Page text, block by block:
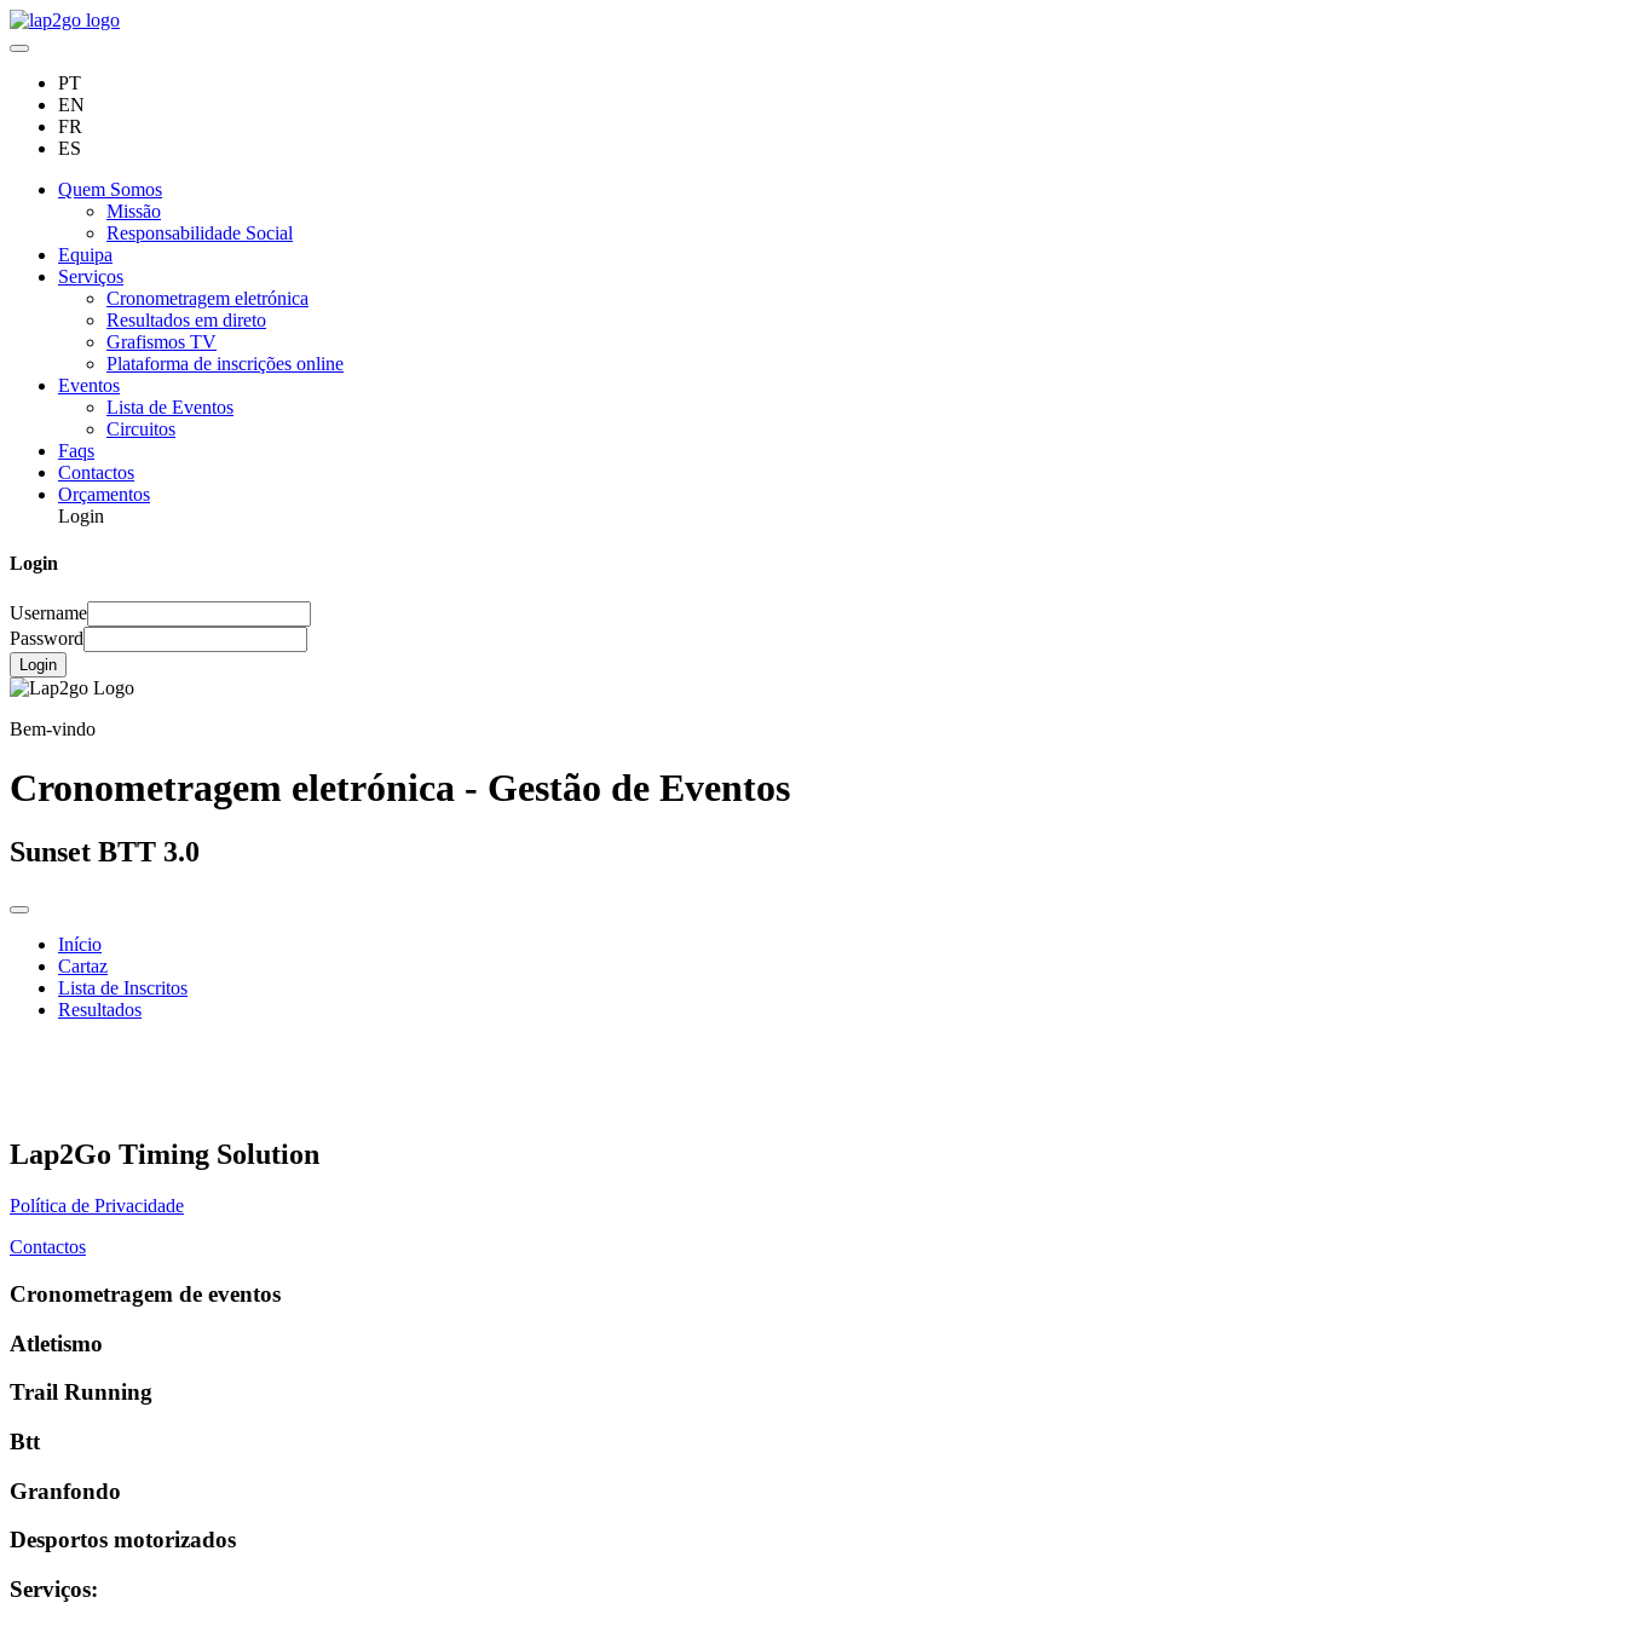
PT
EN
FR
ES
Quem Somos
Missão
Responsabilidade Social
Equipa
Serviços
Cronometragem eletrónica
Resultados em direto
Grafismos TV
Plataforma de inscrições online
Eventos
Lista de Eventos
Circuitos
Faqs
Contactos
Orçamentos
Login
Login
Username
Password
Login
Bem-vindo
Cronometragem eletrónica - Gestão de Eventos
Sunset BTT 3.0
Início
Cartaz
Lista de Inscritos
Resultados
Lap2Go Timing Solution
Política de Privacidade
Contactos
Cronometragem de eventos
Atletismo
Trail Running
Btt
Granfondo
Desportos motorizados
Serviços: